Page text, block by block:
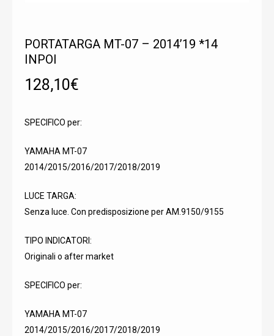
PORTATARGA MT-07 – 2014’19 *14
INPOI
128,10€
SPECIFICO per:
YAMAHA MT-07
2014/2015/2016/2017/2018/2019
LUCE TARGA:
Senza luce. Con predisposizione per AM.9150/9155
TIPO INDICATORI:
Originali o after market
SPECIFICO per:
YAMAHA MT-07
2014/2015/2016/2017/2018/2019